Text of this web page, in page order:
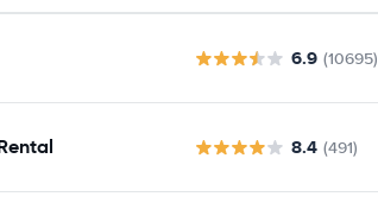
6.9 (10695)
8.4 (491)